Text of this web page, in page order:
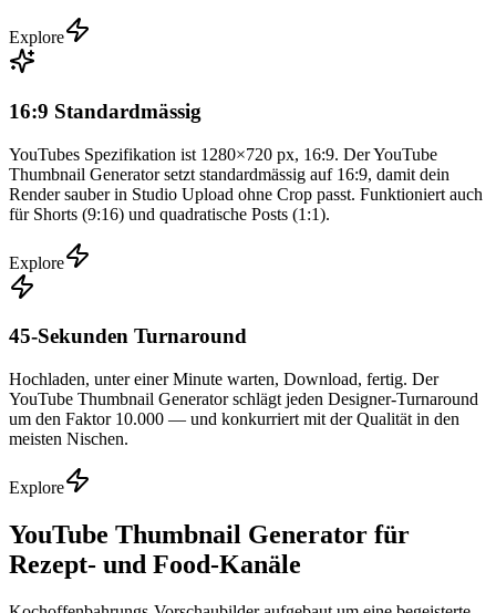
Explore
16:9 Standardmässig
YouTubes Spezifikation ist 1280×720 px, 16:9. Der YouTube
Thumbnail Generator setzt standardmässig auf 16:9, damit dein
Render sauber in Studio Upload ohne Crop passt. Funktioniert auch
für Shorts (9:16) und quadratische Posts (1:1).
Explore
45-Sekunden Turnaround
Hochladen, unter einer Minute warten, Download, fertig. Der
YouTube Thumbnail Generator schlägt jeden Designer-Turnaround
um den Faktor 10.000 — und konkurriert mit der Qualität in den
meisten Nischen.
Explore
YouTube Thumbnail Generator für
Rezept- und Food-Kanäle